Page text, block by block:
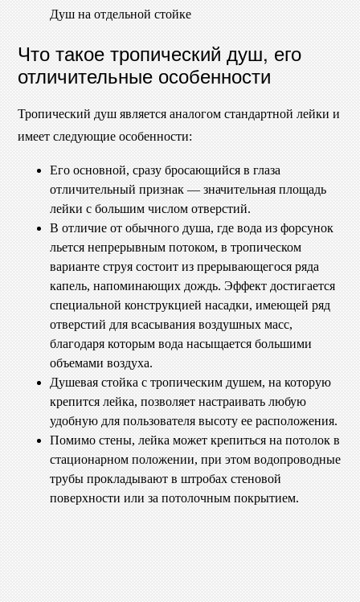
Душ на отдельной стойке
Что такое тропический душ, его
отличительные особенности
Тропический душ является аналогом стандартной лейки и
имеет следующие особенности:
Его основной, сразу бросающийся в глаза
отличительный признак — значительная площадь
лейки с большим числом отверстий.
В отличие от обычного душа, где вода из форсунок
льется непрерывным потоком, в тропическом
варианте струя состоит из прерывающегося ряда
капель, напоминающих дождь. Эффект достигается
специальной конструкцией насадки, имеющей ряд
отверстий для всасывания воздушных масс,
благодаря которым вода насыщается большими
объемами воздуха.
Душевая стойка с тропическим душем, на которую
крепится лейка, позволяет настраивать любую
удобную для пользователя высоту ее расположения.
Помимо стены, лейка может крепиться на потолок в
стационарном положении, при этом водопроводные
трубы прокладывают в штробах стеновой
поверхности или за потолочным покрытием.